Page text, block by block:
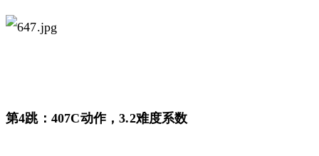
第4跳：407C动作，3.2难度系数